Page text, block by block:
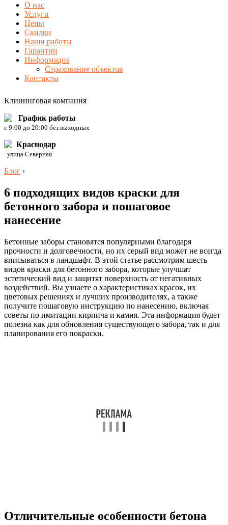
О нас
Услуги
Цены
Скидки
Наши работы
Гарантии
Информация
Страхование объектов
Контакты
Клининговая компания
График работы
c 9:00 до 20:00 без выходных
Краснодар
улица Северная
Блог ›
6 подходящих видов краски для
бетонного забора и пошаговое
нанесение
Бетонные заборы становятся популярными благодаря
прочности и долговечности, но их серый вид может не всегда
вписываться в ландшафт. В этой статье рассмотрим шесть
видов краски для бетонного забора, которые улучшат
эстетический вид и защитят поверхность от негативных
воздействий. Вы узнаете о характеристиках красок, их
цветовых решениях и лучших производителях, а также
получите пошаговую инструкцию по нанесению, включая
советы по имитации кирпича и камня. Эта информация будет
полезна как для обновления существующего забора, так и для
планирования его покраски.
Отличительные особенности бетона